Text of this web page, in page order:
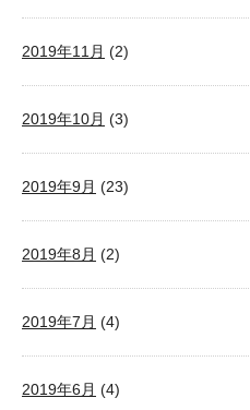
2019年11月 (2)
2019年10月 (3)
2019年9月 (23)
2019年8月 (2)
2019年7月 (4)
2019年6月 (4)